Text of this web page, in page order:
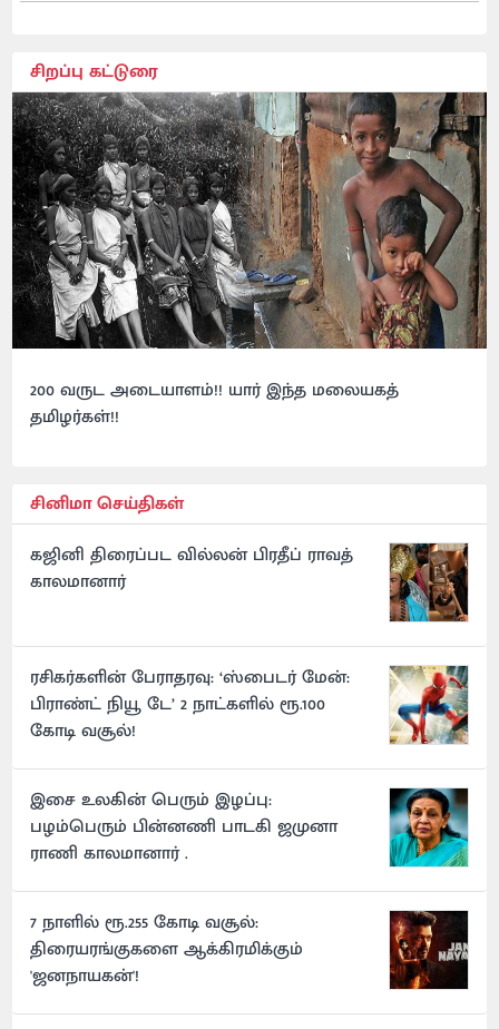
சிறப்பு கட்டுரை
200 வருட அடையாளம்!! யார் இந்த மலையகத்
தமிழர்கள்!!
சினிமா செய்திகள்
கஜினி திரைப்பட வில்லன் பிரதீப் ராவத்
காலமானார்
ரசிகர்களின் பேராதரவு: ‘ஸ்பைடர் மேன்:
பிராண்ட் நியூ டே’ 2 நாட்களில் ரூ.100
கோடி வசூல்!
இசை உலகின் பெரும் இழப்பு:
பழம்பெரும் பின்னணி பாடகி ஜமுனா
ராணி காலமானார் .
7 நாளில் ரூ.255 கோடி வசூல்:
திரையரங்குகளை ஆக்கிரமிக்கும்
'ஜனநாயகன்'!